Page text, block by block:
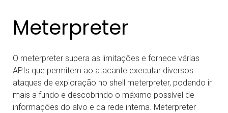
Meterpreter
O meterpreter supera as limitações e fornece várias
APIs que permitem ao atacante executar diversos
ataques de exploração no shell meterpreter, podendo ir
mais a fundo e descobrindo o máximo possível de
informações do alvo e da rede interna. Meterpreter